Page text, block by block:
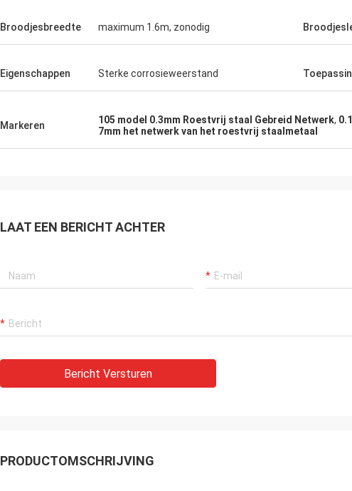
Broodjesbreedte maximum 1.6m, zonodig
Eigenschappen Sterke corrosieweerstand
Markeren 105 model 0.3mm Roestvrij staal Gebreid Netwerk,
7mm het netwerk van het roestvrij staalmetaal
LAAT EEN BERICHT ACHTER
Bericht Versturen
PRODUCTOMSCHRIJVING